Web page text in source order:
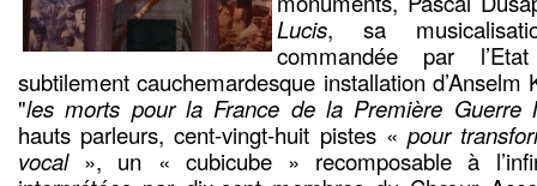
Lucis, sa
commandée par
subtilement cauchemardesque installation d’Anselm
"les morts pour la France de la Première Guerre
hauts parleurs, cent-vingt-huit pistes «pour
vocal», un « cubicube » recomposable à